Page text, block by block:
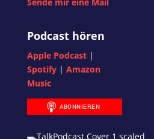
Sende mir eine Mail
Podcast hören
Apple Podcast|
Spotify | Amazon
Music